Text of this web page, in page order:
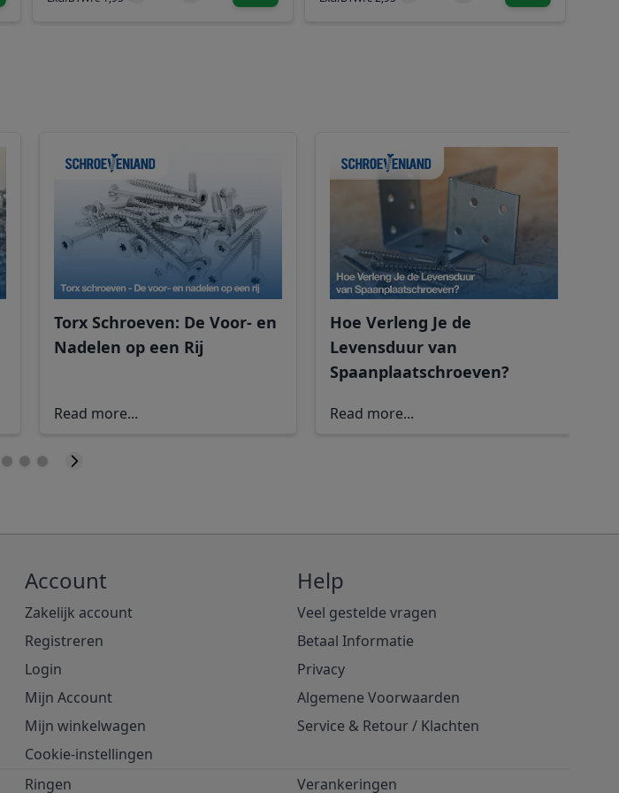
Torx Schroeven: De Voor- en
Nadelen op een Rij
Read more...
Hoe Verleng Je de
Levensduur van
Spaanplaatschroeven?
Read more...
Account
Zakelijk account
Registreren
Login
Mijn Account
Mijn winkelwagen
Cookie-instellingen
Help
Veel gestelde vragen
Betaal Informatie
Privacy
Algemene Voorwaarden
Service & Retour/ Klachten
Ringen Verankeringen